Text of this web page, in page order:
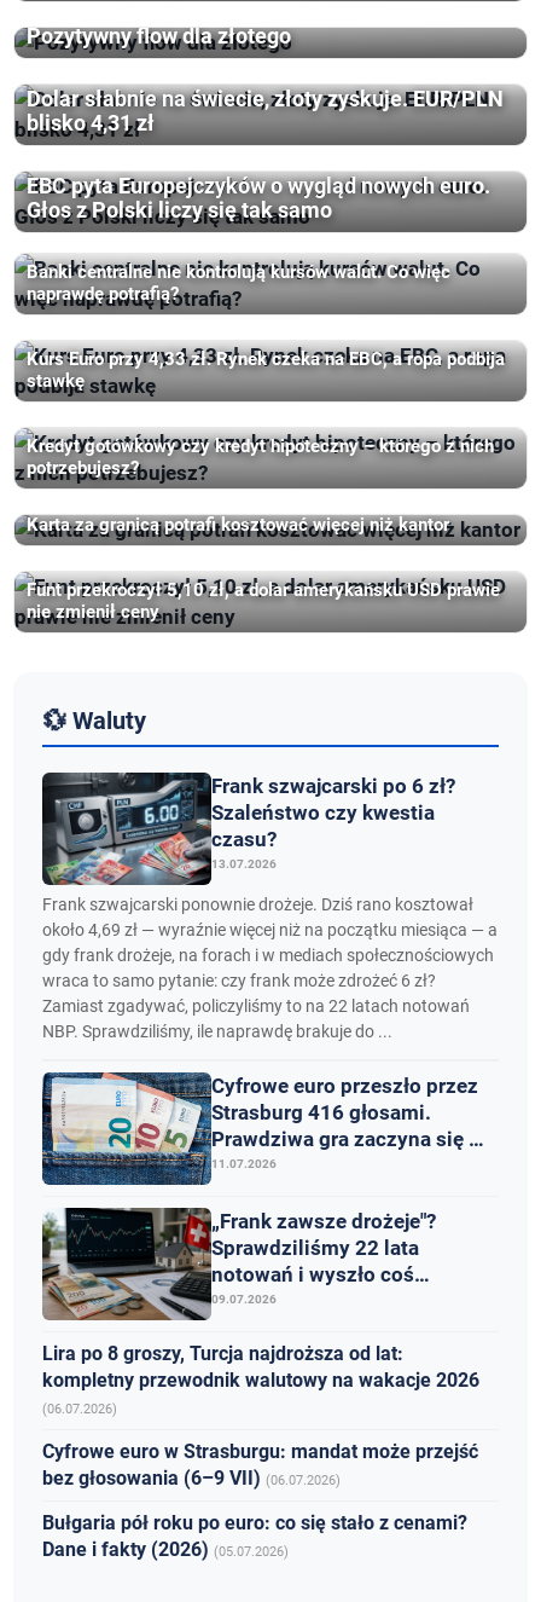
Pozytywny flow dla złotego
Dolar słabnie na świecie, złoty zyskuje. EUR/PLN
blisko 4,31 zł
EBC pyta Europejczyków o wygląd nowych euro.
Głos z Polski liczy się tak samo
Banki centralne nie kontrolują kursów walut. Co więc
naprawdę potrafią?
Kurs Euro przy 4,33 zł. Rynek czeka na EBC, a ropa podbija
stawkę
Kredyt gotówkowy czy kredyt hipoteczny – którego z nich
potrzebujesz?
Karta za granicą potrafi kosztować więcej niż kantor
Funt przekroczył 5,10 zł, a dolar amerykańsku USD prawie
nie zmienił ceny
💱 Waluty
Frank szwajcarski po 6 zł?
Szaleństwo czy kwestia
czasu?
13.07.2026
Frank szwajcarski ponownie drożeje. Dziś rano kosztował
około 4,69 zł — wyraźnie więcej niż na początku miesiąca — a
gdy frank drożeje, na forach i w mediach społecznościowych
wraca to samo pytanie: czy frank może zdrożeć 6 zł?
Zamiast zgadywać, policzyliśmy to na 22 latach notowań
NBP. Sprawdziliśmy, ile naprawdę brakuje do ...
Cyfrowe euro przeszło przez
Strasburg 416 głosami.
Prawdziwa gra zaczyna się w
poniedziałek
11.07.2026
„Frank zawsze drożeje"?
Sprawdziliśmy 22 lata
notowań i wyszło coś
ciekawszego niż mit
09.07.2026
Lira po 8 groszy, Turcja najdroższa od lat:
kompletny przewodnik walutowy na wakacje 2026
(06.07.2026)
Cyfrowe euro w Strasburgu: mandat może przejść
bez głosowania (6–9 VII)(06.07.2026)
Bułgaria pół roku po euro: co się stało z cenami?
Dane i fakty (2026)(05.07.2026)